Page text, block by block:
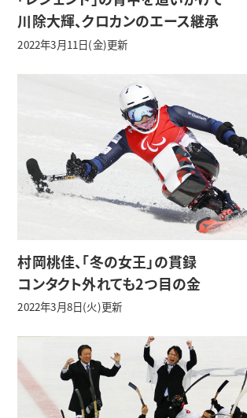
川除大輝、クロカンのエース継承
2022年3月11日(金)更新
村岡桃佳、「冬の女王」の貫録
コンタクト外れても2つ目の金
2022年3月8日(火)更新